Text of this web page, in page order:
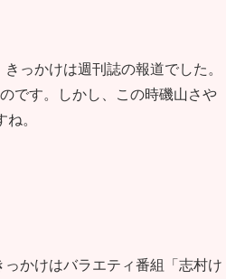
っかけは週刊誌の報道でした。
です。しかし、この時磯山さや
。
かけはバラエティ番組「志村け